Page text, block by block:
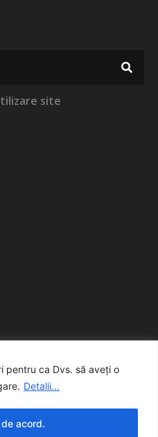
pentru ca Dvs. să aveți o
Detalii...
acord.
site